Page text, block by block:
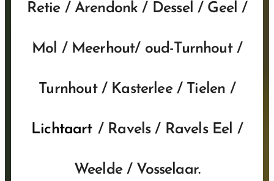
Retie / Arendonk / Dessel / Geel /
Mol / Meerhout/ oud-Turnhout /
Turnhout / Kasterlee / Tielen /
Lichtaart / Ravels / Ravels Eel /
Weelde / Vosselaar.